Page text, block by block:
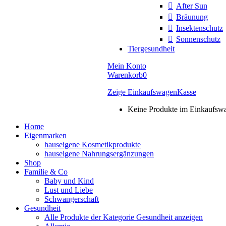
After Sun
Bräunung
Insektenschutz
Sonnenschutz
Tiergesundheit
Mein Konto
Warenkorb0
Zeige EinkaufswagenKasse
Keine Produkte im
Home
Eigenmarken
hauseigene Kosmetikprodukte
hauseigene Nahrungsergänzungen
Shop
Familie & Co
Baby und Kind
Lust und Liebe
Schwangerschaft
Gesundheit
Alle Produkte der Kategorie Gesundheit anzeigen